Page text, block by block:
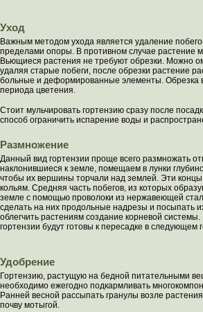
Уход
Важным методом ухода является удаление
пределами опоры. В противном случае растение
Вьющиеся растения не требуют обрезки. Можно
удаляя старые побеги, после обрезки растение
больные и деформированные элементы. Обрезка
периода цветения.
Стоит мульчировать гортензию сразу после
способ ограничить испарение воды и
Размножение
Данный вид гортензии проще всего размножать
наклонившиеся к земле, помещаем в лунки
чтобы их вершины торчали над землей. Эти концы
кольям. Средняя часть побегов, из которых
земле с помощью проволоки из нержавеющей
сделать на них продольные надрезы и посыпать
облегчить растениям создание корневой
гортензии будут готовы к пересадке в следующем
Удобрение
Гортензию, растущую на бедной питательными
необходимо ежегодно подкармливать
Ранней весной рассыпать гранулы возле
почву мотыгой.